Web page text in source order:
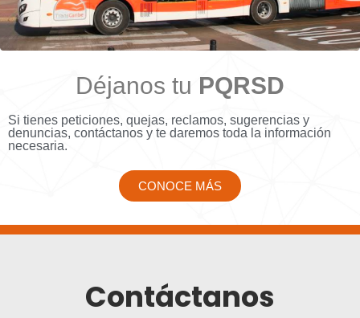
Déjanos tu PQRSD
Si tienes peticiones, quejas, reclamos, sugerencias y
denuncias, contáctanos y te daremos toda la información
necesaria.
CONOCE MÁS
Contáctanos